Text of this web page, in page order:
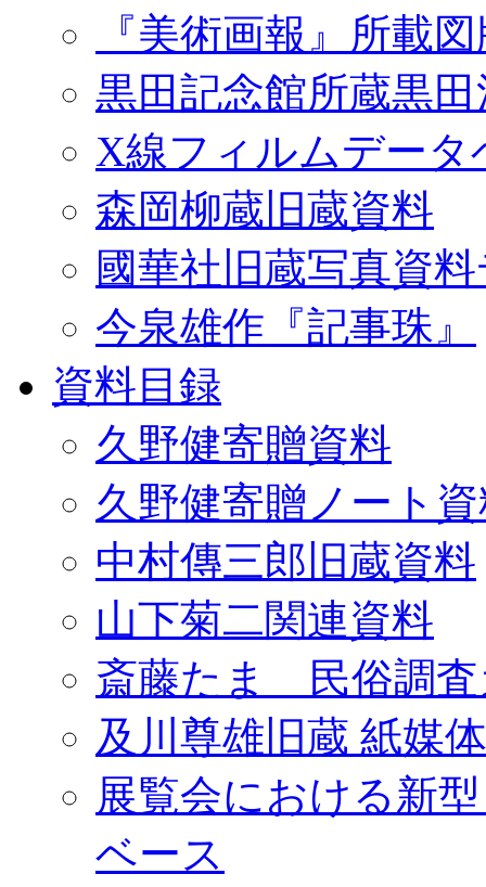
『美術画報』所載
黒田記念館所蔵黒
X線フィルムデータ
森岡柳蔵旧蔵資料
國華社旧蔵写真資
今泉雄作『記事珠』
資料目録
久野健寄贈資料
久野健寄贈ノート
中村傳三郎旧蔵資料
山下菊二関連資料
斎藤たま 民俗調査
及川尊雄旧蔵 紙媒
展覧会における新
ベース